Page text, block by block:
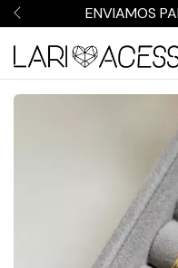
ENVIAMOS